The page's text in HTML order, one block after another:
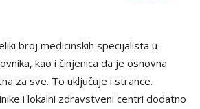
broj medicinskih specijalista u
kao i činjenica da je osnovna
za sve. To uključuje i strance.
i lokalni zdravstveni centri dodatno